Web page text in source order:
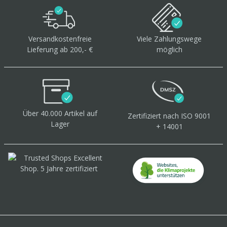
Versandkostenfreie
Lieferung ab 200,- €
Viele Zahlungswege
möglich
Über 40.000 Artikel auf
Lager
Zertifiziert nach ISO 9001
+ 14001